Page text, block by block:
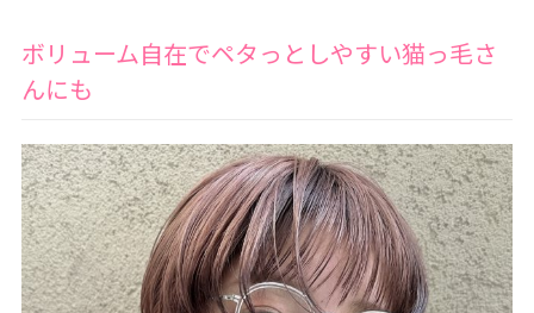
ボリューム自在でペタっとしやすい猫っ毛さ
んにも